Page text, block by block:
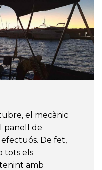
el mecànic
panell de
De fet,
tots els
amb